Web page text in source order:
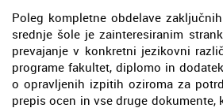
Poleg kompletne obdelave
srednje šole je zainteresiranim
prevajanje v konkretni jezikovni
programe fakultet, diplomo in
o opravljenih izpitih oziroma za
prepis ocen in vse druge dokumente,